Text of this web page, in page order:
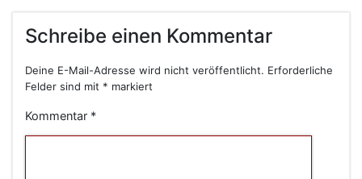
Schreibe einen Kommentar
Deine E-Mail-Adresse wird nicht veröffentlicht. Erforderliche
Felder sind mit * markiert
Kommentar *